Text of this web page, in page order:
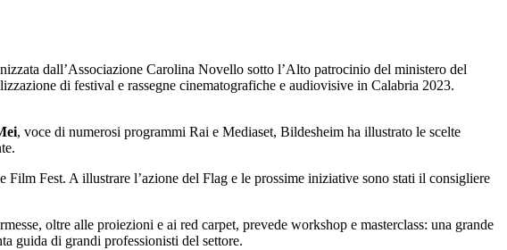
dall’Associazione Carolina Novello sotto l’Alto patrocinio del ministero del
di festival e rassegne cinematografiche e audiovisive in Calabria 2023.
, voce di numerosi programmi Rai e Mediaset, Bildesheim ha illustrato le scelte
Fest. A illustrare l’azione del Flag e le prossime iniziative sono stati il consigliere
oltre alle proiezioni e ai red carpet, prevede workshop e masterclass: una grande
guida di grandi professionisti del settore.